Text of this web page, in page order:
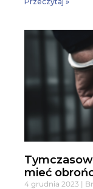
mieć
4 grudnia 2023